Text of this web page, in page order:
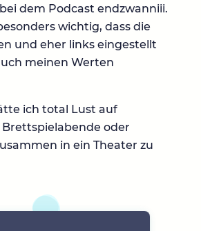
dem Podcast endzwanniii.
wichtig, dass die
und eher links eingestellt
meinen Werten
ich total Lust auf
oder
in ein Theater zu